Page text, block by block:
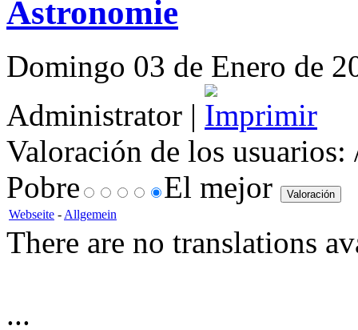
Astronomie
Domingo 03 de Enero de
Administrator |
Valoración de los usuarios:
Pobre
El mejor
Webseite - Allgemein
There are no translations
...